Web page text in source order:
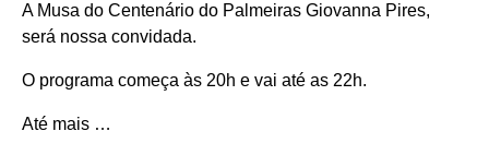
A Musa do Centenário do Palmeiras Giovanna Pires,
será nossa convidada.
O programa começa às 20h e vai até as 22h.
Até mais …